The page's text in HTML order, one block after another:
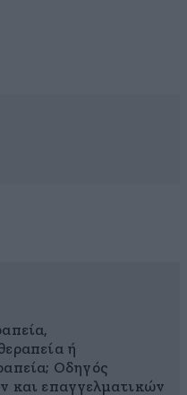
ή
Οδηγός
και επαγγελματικών